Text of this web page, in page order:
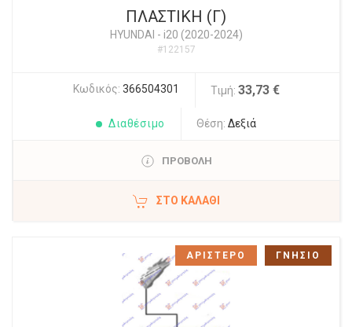
ΠΛΑΣΤΙΚΗ (Γ)
HYUNDAI - i20 (2020-2024)
#122157
Κωδικός: 366504301 Τιμή: 33,73 €
Διαθέσιμο Θέση: Δεξιά
ΠΡΟΒΟΛΗ
ΣΤΟ ΚΑΛΆΘΙ
ΑΡΙΣΤΕΡΟ ΓΝΗΣΙΟ